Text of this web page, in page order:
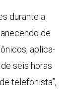
durante a
de
aplica-
seis horas
telefonista”,